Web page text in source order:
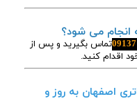
انجام می شود؟
تماس بگیرید و پس از
اقدام کنید.
اصفهان به روز و